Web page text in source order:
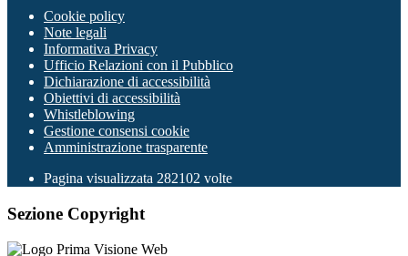
Cookie policy
Note legali
Informativa Privacy
Ufficio Relazioni con il Pubblico
Dichiarazione di accessibilità
Obiettivi di accessibilità
Whistleblowing
Gestione consensi cookie
Amministrazione trasparente
Pagina visualizzata 282102 volte
Sezione Copyright